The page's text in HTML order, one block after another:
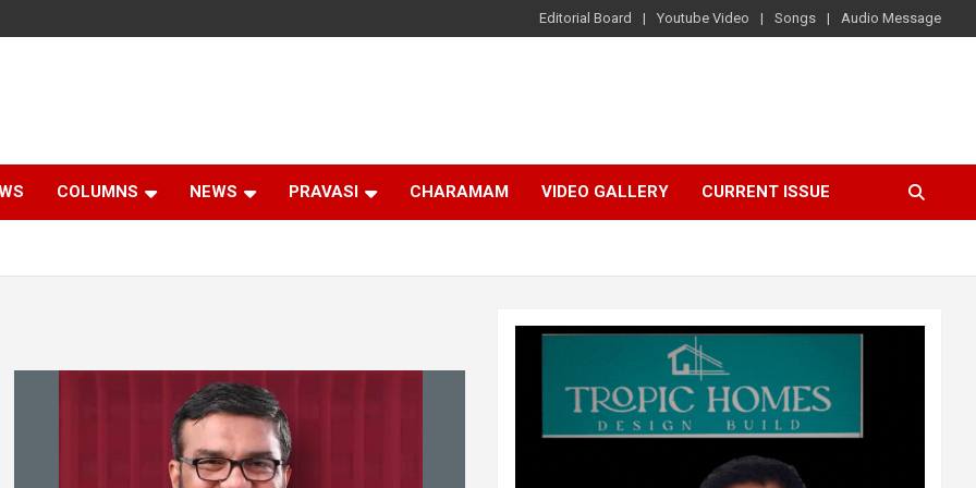
Editorial Board Youtube Video Songs Audio Message
COLUMNS NEWS PRAVASI CHARAMAM VIDEO GALLERY CURRENT ISSUE